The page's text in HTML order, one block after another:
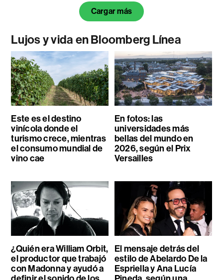
Cargar más
Lujos y vida en Bloomberg Línea
Este es el destino
vinícola donde el
turismo crece, mientras
el consumo mundial de
vino cae
En fotos: las
universidades más
bellas del mundo en
2026, según el Prix
Versailles
¿Quién era William Orbit,
el productor que trabajó
con Madonna y ayudó a
El mensaje detrás del
estilo de Abelardo De la
Espriella y Ana Lucía